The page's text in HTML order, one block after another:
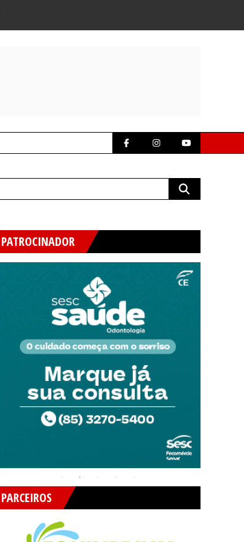
PATROCINADOR
PARCEIROS